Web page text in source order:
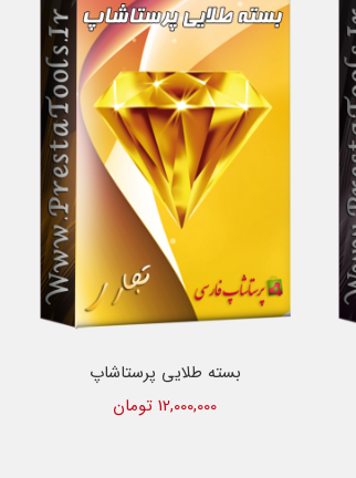
بسته طلایی پرستاشاپ
12,000,000 تومان